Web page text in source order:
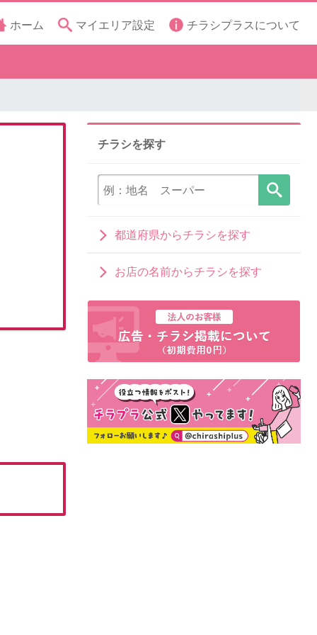
ホーム マイエリア設定 チラシプラスについて
チラシを探す
都道府県からチラシを探す
お店の名前からチラシを探す